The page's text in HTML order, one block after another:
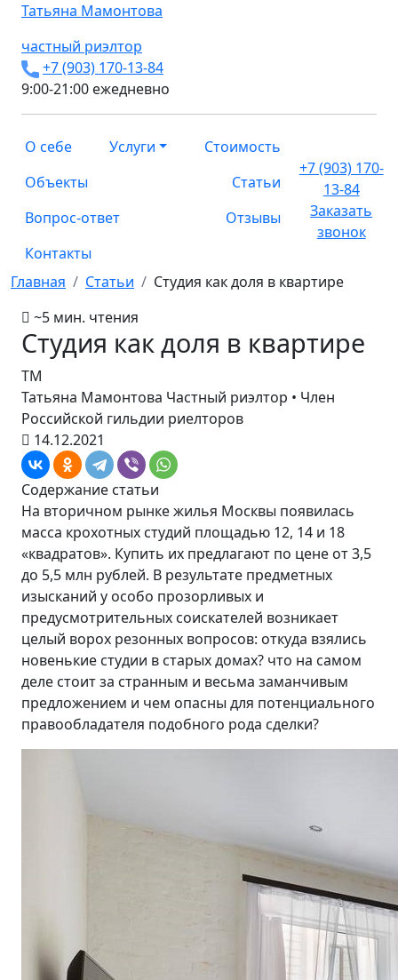
Татьяна Мамонтова
частный риэлтор
+7 (903) 170-13-84
9:00-21:00 ежедневно
О себе Услуги
Стоимость
Объекты
Статьи
Вопрос-ответ
Отзывы
Контакты
+7 (903) 170-
13-84
Заказать
звонок
Главная Статьи
Студия как доля в квартире
~5 мин. чтения
Студия как доля в квартире
ТМ
Татьяна Мамонтова Частный риэлтор • Член
Российской гильдии риелторов
14.12.2021
Содержание статьи
На вторичном рынке жилья Москвы появилась
масса крохотных студий площадью 12, 14 и 18
«квадратов». Купить их предлагают по цене от 3,5
до 5,5 млн рублей. В результате предметных
изысканий у особо прозорливых и
предусмотрительных соискателей возникает
целый ворох резонных вопросов: откуда взялись
новенькие студии в старых домах? что на самом
деле стоит за странным и весьма заманчивым
предложением и чем опасны для потенциального
правообладателя подобного рода сделки?